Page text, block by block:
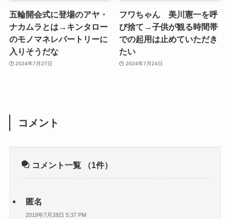
五輪開会式に登場のアヤ・
ナカムラとは→キンタロー
のモノマネレパートリーに
入りそうだな
2024年7月27日
フワちゃん 美川憲一を呼
び捨て→子供が観る時間帯
での起用は止めていただき
たい
2024年7月24日
コメント
コメント一覧 （1件）
匿名
2018年7月28日 5:37 PM